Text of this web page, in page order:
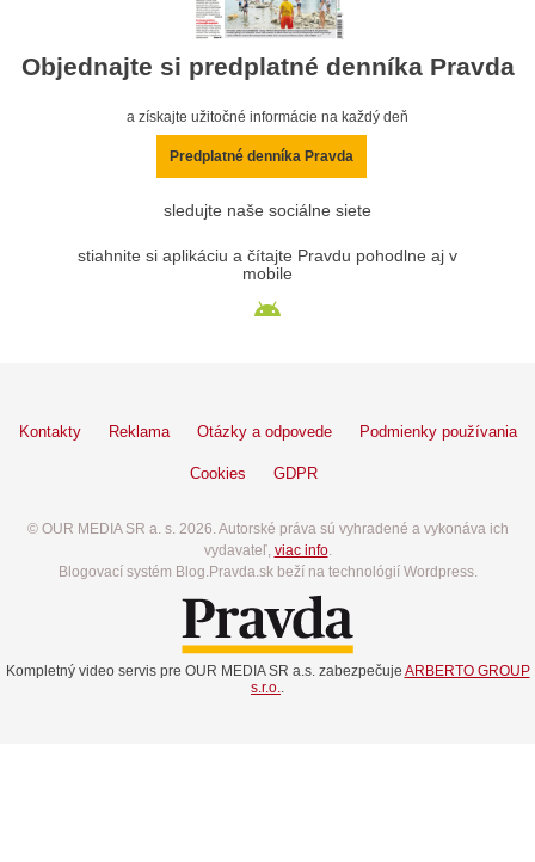
Objednajte si predplatné denníka Pravda
a získajte užitočné informácie na každý deň
Predplatné denníka Pravda
sledujte naše sociálne siete
stiahnite si aplikáciu a čítajte Pravdu pohodlne aj v
mobile
Kontakty Reklama Otázky a odpovede Podmienky používania
Cookies GDPR
© OUR MEDIA SR a. s. 2026. Autorské práva sú vyhradené a vykonáva ich
vydavateľ, viac info.
Blogovací systém Blog.Pravda.sk beží na technológií Wordpress.
Kompletný video servis pre OUR MEDIA SR a.s. zabezpečuje ARBERTO GROUP
s.r.o..